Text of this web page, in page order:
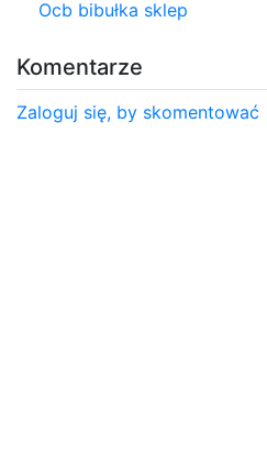
Ocb bibułka sklep
Komentarze
Zaloguj się, by skomentować